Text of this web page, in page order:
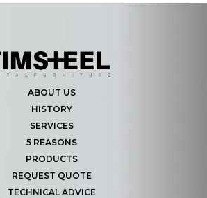
ABOUT US
HISTORY
SERVICES
5 REASONS
PRODUCTS
REQUEST QUOTE
TECHNICAL ADVICE